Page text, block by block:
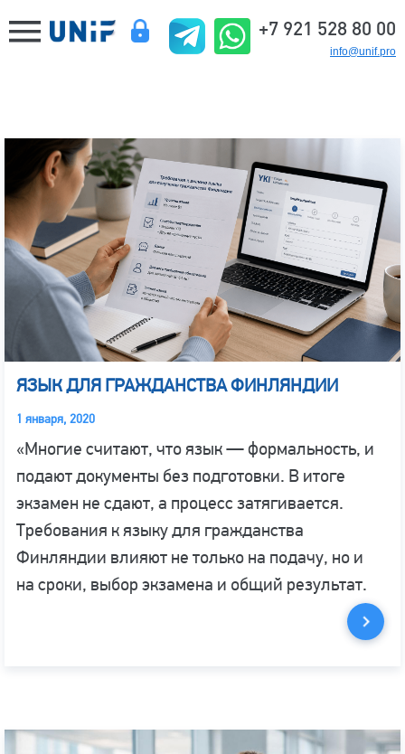
+7 921 528 80 00
info@unif.pro
ЯЗЫК ДЛЯ ГРАЖДАНСТВА ФИНЛЯНДИИ
1 января, 2020
«Многие считают, что язык — формальность, и
подают документы без подготовки. В итоге
экзамен не сдают, а процесс затягивается.
Требования к языку для гражданства
Финляндии влияют не только на подачу, но и
на сроки, выбор экзамена и общий результат.